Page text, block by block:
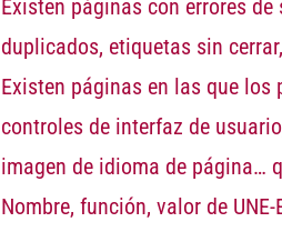
Existen páginas con errores
duplicados, etiquetas sin
Existen páginas en las que
controles de interfaz de
imagen de idioma de página…
Nombre, función, valor de